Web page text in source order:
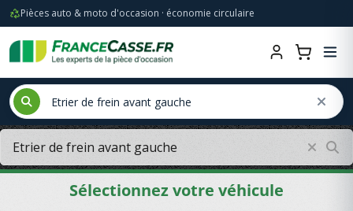
Pièces auto & moto d'occasion · économie circulaire
Sélectionnez votre véhicule